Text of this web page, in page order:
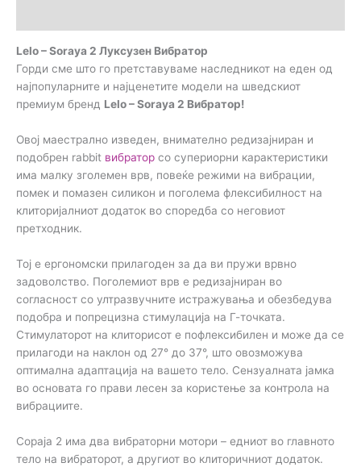
Lelo – Soraya 2 Луксузен Вибратор
Горди сме што го претставуваме наследникот на еден од
најпопуларните и најценетите модели на шведскиот
премиум бренд Lelo – Soraya 2 Вибратор!
Овој маестрално изведен, внимателно редизајниран и
подобрен rabbit вибратор со супериорни карактеристики
има малку зголемен врв, повеќе режими на вибрации,
помек и помазен силикон и поголема флексибилност на
клиторијалниот додаток во споредба со неговиот
претходник.
Тој е ергономски прилагоден за да ви пружи врвно
задоволство. Поголемиот врв е редизајниран во
согласност со ултразвучните истражувања и обезбедува
подобра и попрецизна стимулација на Г-точката.
Стимулаторот на клиторисот е пофлексибилен и може да се
прилагоди на наклон од 27° до 37°, што овозможува
оптимална адаптација на вашето тело. Сензуалната јамка
во основата го прави лесен за користење за контрола на
вибрациите.
Сораја 2 има два вибраторни мотори – едниот во главното
тело на вибраторот, а другиот во клиторичниот додаток.